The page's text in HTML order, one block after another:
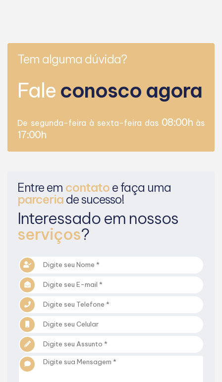
Tem alguma dúvida?
Fale conosco agora
De segunda-feira à sexta-feira das 08:00h às
17:00h
Entre em contato e faça uma
parceria de sucesso!
Interessado em nossos
serviços?